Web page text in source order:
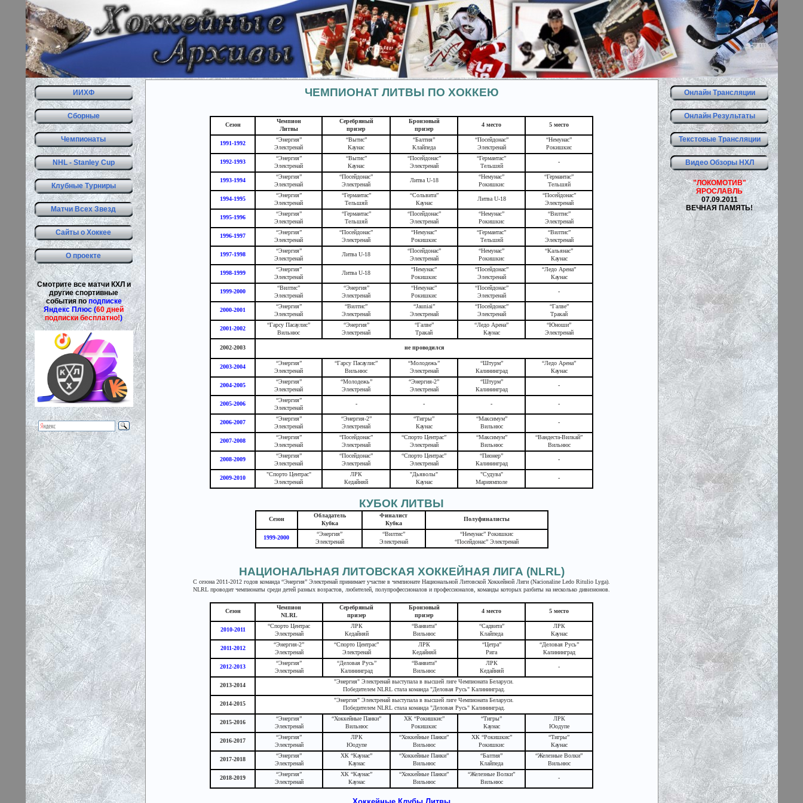
ИИХФ
Сборные
Чемпионаты
NHL - Stanley Cup
Клубные Турниры
Матчи Всех Звезд
Сайты о Хоккее
О проекте
Смотрите все матчи КХЛ и
другие спортивные
события поподписке
Яндекс Плюс (60 дней
подписки бесплатно!)
Онлайн Трансляции
Онлайн Результаты
Текстовые Трансляции
Видео Обзоры НХЛ
"ЛОКОМОТИВ"
ЯРОСЛАВЛЬ
07.09.2011
ВЕЧНАЯ ПАМЯТЬ!
ЧЕМПИОНАТ ЛИТВЫ ПО ХОККЕЮ
Сезон
Чемпион
Литвы
Серебряный
призер
Бронзовый
призер
4 место 5 место
1991-1992
“Энергия”
Электренай
“Вытис”
Каунас
“Балтия”
Клайпеда
“Посейдонас”
Электренай
“Немунас”
Рокишкис
1992-1993
“Энергия”
Электренай
“Вытис”
Каунас
“Посейдонас”
Электренай
“Германтас”
Тельшяй
-
1993-1994
“Энергия”
Электренай
“Посейдонас”
Электренай
Литва U-18
“Немунас”
Рокишкис
“Германтас”
Тельшяй
1994-1995
“Энергия”
Электренай
“Германтас”
Тельшяй
“Сольвита”
Каунас
Литва U-18
“Посейдонас”
Электренай
1995-1996
“Энергия”
Электренай
“Германтас”
Тельшяй
“Посейдонас”
Электренай
“Немунас”
Рокишкис
“Вилтис”
Электренай
1996-1997
“Энергия”
Электренай
“Посейдонас”
Электренай
“Немунас”
Рокишкис
“Германтас”
Тельшяй
“Вилтис”
Электренай
1997-1998
“Энергия”
Электренай
Литва U-18
“Посейдонас”
Электренай
“Немунас”
Рокишкис
“Кальянас”
Каунас
1998-1999
“Энергия”
Электренай
Литва U-18
“Немунас”
Рокишкис
“Посейдонас”
Электренай
“Ледо Арена”
Каунас
1999-2000
“Вилтис”
Электренай
“Энергия”
Электренай
“Немунас”
Рокишкис
“Посейдонас”
Электренай
-
2000-2001
“Энергия”
Электренай
“Вилтис”
Электренай
“Jauniai”
Электренай
“Посейдонас”
Электренай
“Галве”
Тракай
2001-2002
“Гарсу Пасаулис”
Вильнюс
“Энергия”
Электренай
“Галве”
Тракай
“Ледо Арена”
Каунас
“Юноши”
Электренай
2002-2003 не проводился
2003-2004
“Энергия”
Электренай
“Гарсу Пасаулис”
Вильнюс
“Молодежь”
Электренай
“Штурм”
Калининград
“Ледо Арена”
Каунас
2004-2005
“Энергия”
Электренай
“Молодежь”
Электренай
“Энергия-2”
Электренай
“Штурм”
Калининград
-
2005-2006
“Энергия”
Электренай
- - - -
2006-2007
“Энергия”
Электренай
“Энергия-2”
Электренай
“Тигры”
Каунас
“Максимум”
Вильнюс
-
2007-2008
“Энергия”
Электренай
“Посейдонас”
Электренай
“Спорто Центрас”
Электренай
“Максимум”
Вильнюс
“Вандеста-Вилкай”
Вильнюс
2008-2009
“Энергия”
Электренай
“Посейдонас”
Электренай
“Спорто Центрас”
Электренай
“Пионер”
Калининград
-
2009-2010
"Спорто Центрас"
Электренай
ЛРК
Кедайняй
"Дьяволы"
Каунас
"Судува"
Мариямполе
-
КУБОК ЛИТВЫ
Сезон
Обладатель
Кубка
Финалист
Кубка
Полуфиналисты
1999-2000
“Энергия”
Электренай
“Вилтис”
Электренай
“Немунас” Рокишкис
“Посейдонас” Электренай
НАЦИОНАЛЬНАЯ ЛИТОВСКАЯ ХОККЕЙНАЯ ЛИГА (NLRL)
С сезона 2011-2012 годов команда “Энергия” Электренай принимает участие в чемпионате Национальной Литовской Хоккейной Лиги (Nacionaline Ledo Ritulio Lyga).
NLRL проводит чемпионаты среди детей разных возрастов, любителей, полупрофессионалов и профессионалов, команды которых разбиты на несколько дивизионов.
Сезон
Чемпион
NLRL
Серебряный
призер
Бронзовый
призер
4 место 5 место
2010-2011
“Спорто Центрас
Электренай
ЛРК
Кедайняй
“Ванвита”
Вильнюс
“Садвита”
Клайпеда
ЛРК
Каунас
2011-2012
“Энергия-2”
Электренай
“Спорто Центрас”
Электренай
ЛРК
Кедайняй
“Цетра”
Рига
“Деловая Русь”
Калининград
2012-2013
“Энергия”
Электренай
“Деловая Русь”
Калининград
“Ванвита”
Вильнюс
ЛРК
Кедайняй
-
2013-2014
"Энергия" Электренай выступала в высшей лиге Чемпионата Беларуси.
Победителем NLRL стала команда "Деловая Русь" Калининград.
2014-2015
"Энергия" Электренай выступала в высшей лиге Чемпионата Беларуси.
Победителем NLRL стала команда "Деловая Русь" Калининград.
2015-2016
“Энергия”
Электренай
“Хоккейные Панки”
Вильнюс
ХК “Рокишкис”
Рокишкис
“Тигры”
Каунас
ЛРК
Юодупе
2016-2017
“Энергия”
Электренай
ЛРК
Юодупе
“Хоккейные Панки”
Вильнюс
ХК “Рокишкис”
Рокишкис
“Тигры”
Каунас
2017-2018
“Энергия”
Электренай
ХК “Каунас”
Каунас
“Хоккейные Панки”
Вильнюс
“Балтия”
Клайпеда
“Железные Волки”
Вильнюс
2018-2019
“Энергия”
Электренай
ХК “Каунас”
Каунас
“Хоккейные Панки”
Вильнюс
“Железные Волки”
Вильнюс
-